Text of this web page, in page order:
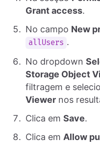
Grant access.
No campo New
allUsers .
No dropdown
Storage Object
filtragem e
Viewer nos
Clica em Save.
Clica em Allow